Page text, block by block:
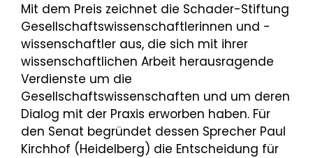
Mit dem Preis zeichnet die Schader-Stiftung
Gesellschaftswissenschaftlerinnen und -
wissenschaftler aus, die sich mit ihrer
wissenschaftlichen Arbeit herausragende
Verdienste um die
Gesellschaftswissenschaften und um deren
Dialog mit der Praxis erworben haben. Für
den Senat begründet dessen Sprecher Paul
Kirchhof (Heidelberg) die Entscheidung für